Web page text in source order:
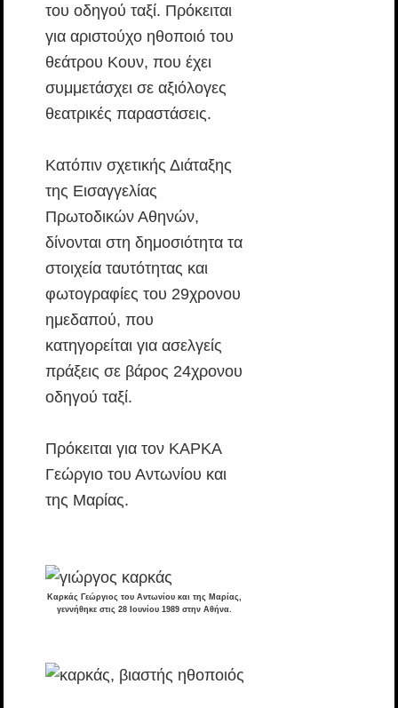
του οδηγού ταξί. Πρόκειται
για αριστούχο ηθοποιό του
θεάτρου Κουν, που έχει
συμμετάσχει σε αξιόλογες
θεατρικές παραστάσεις.
Κατόπιν σχετικής Διάταξης
της Εισαγγελίας
Πρωτοδικών Αθηνών,
δίνονται στη δημοσιότητα τα
στοιχεία ταυτότητας και
φωτογραφίες του 29χρονου
ημεδαπού, που
κατηγορείται για ασελγείς
πράξεις σε βάρος 24χρονου
οδηγού ταξί.
Πρόκειται για τον ΚΑΡΚΑ
Γεώργιο του Αντωνίου και
της Μαρίας.
Καρκάς Γεώργιος του Αντωνίου και της Μαρίας,
γεννήθηκε στις 28 Ιουνίου 1989 στην Αθήνα.